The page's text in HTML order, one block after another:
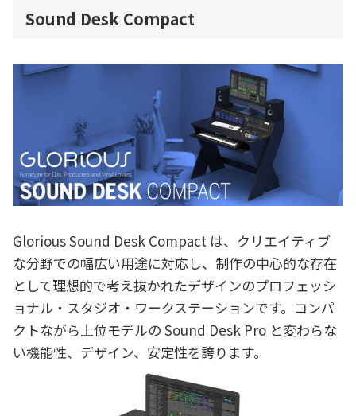
Sound Desk Compact
Glorious Sound Desk Compact は、クリエイティブ
な分野での幅広い用途に対応し、制作の中心的な存在
として理想的で考え抜かれたデザインのプロフェッシ
ョナル・スタジオ・ワークステーションです。コンパ
クトながら上位モデルの Sound Desk Pro と変わらな
い機能性、デザイン、安定性を誇ります。